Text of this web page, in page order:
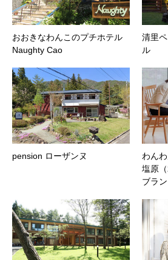
おおきなわんこのプチホテル
Naughty Cao
清里
ル
pension ローザンヌ
わん
塩原
ブラ